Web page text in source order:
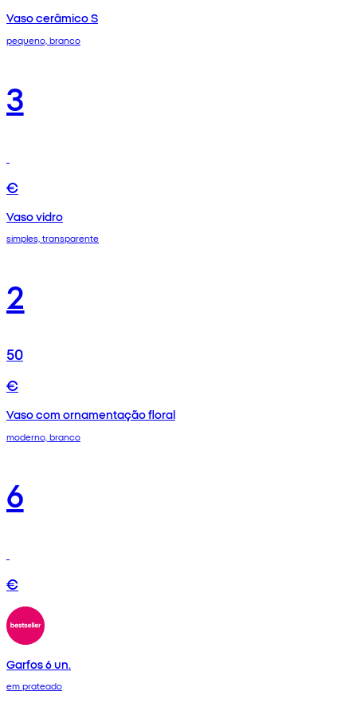
Vaso cerâmico S
pequeno, branco
3
€
Vaso vidro
simples, transparente
2
50
€
Vaso com ornamentação floral
moderno, branco
6
€
Garfos 6 un.
em prateado